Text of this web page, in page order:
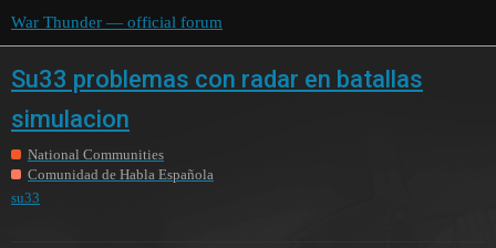
War Thunder — official forum
Su33 problemas con radar en batallas
simulacion
National Communities
Comunidad de Habla Española
su33